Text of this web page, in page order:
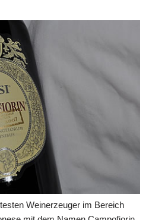
Weinerzeuger im Bereich